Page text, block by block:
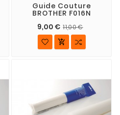
Guide Couture
BROTHER F016N
9,00 € 11,00 €
